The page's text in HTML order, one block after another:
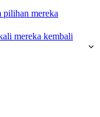
mereka
mereka kembali